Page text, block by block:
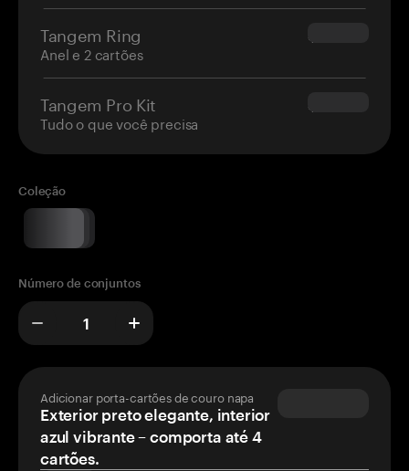
Tangem Ring
Anel e 2 cartões
$160.00
Tangem Pro Kit
Tudo o que você precisa
$180.00
Coleção
Número de conjuntos
Adicionar porta-cartões de couro napa
Exterior preto elegante, interior
azul vibrante – comporta até 4
cartões.